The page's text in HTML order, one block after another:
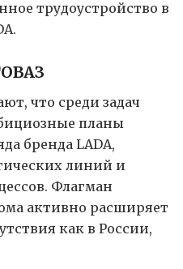
трудоустройство в
что среди задач
планы
бренда LADA,
линий и
Флагман
активно расширяет
как в России,